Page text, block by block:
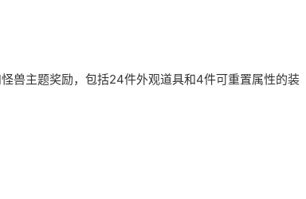
兽主题奖励，包括24件外观道具和4件可重置属性的装